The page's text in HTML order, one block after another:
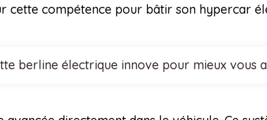
cette compétence pour bâtir son hypercar
berline électrique innove pour mieux vous